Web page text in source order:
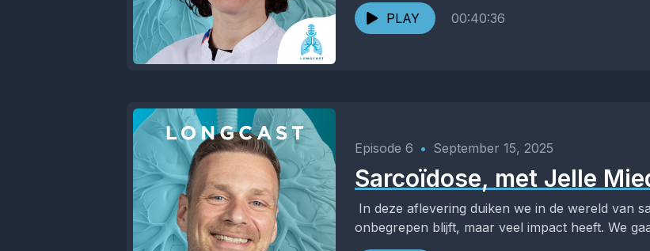
PLAY 00:40:36
Episode 6 • September 15, 2025
Sarcoïdose, met Jelle
In deze aflevering duiken we in de wereld van
onbegrepen blijft, maar veel impact heeft. We